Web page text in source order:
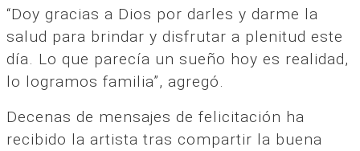
“Doy gracias a Dios por darles y darme la
salud para brindar y disfrutar a plenitud este
día. Lo que parecía un sueño hoy es realidad,
lo logramos familia”, agregó.
Decenas de mensajes de felicitación ha
recibido la artista tras compartir la buena